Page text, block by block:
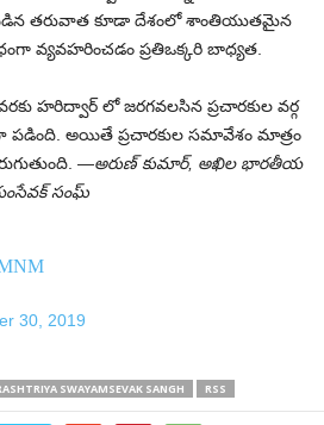
తరువాత కూడా దేశంలో శాంతియుతమైన
వ్యవహరించడం ప్రతిఒక్కరి బాధ్యత.
హరిద్వార్ లో జరగవలసిన ప్రచారకుల వర్గ
అయితే ప్రచారకుల సమావేశం మాత్రం
—అరుణ్ కుమార్, అఖిల భారతీయ
సంఘ్
30, 2019
SWAYAMSEVAK SANGH RSS